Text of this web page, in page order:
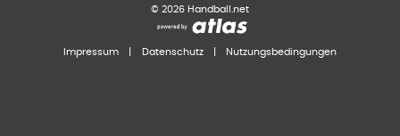
© 2026 Handball.net
Impressum Datenschutz Nutzungsbedingungen